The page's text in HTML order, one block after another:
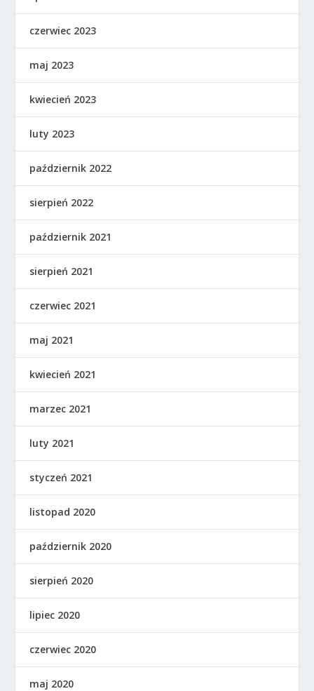
czerwiec 2023
maj 2023
kwiecień 2023
luty 2023
październik 2022
sierpień 2022
październik 2021
sierpień 2021
czerwiec 2021
maj 2021
kwiecień 2021
marzec 2021
luty 2021
styczeń 2021
listopad 2020
październik 2020
sierpień 2020
lipiec 2020
czerwiec 2020
maj 2020